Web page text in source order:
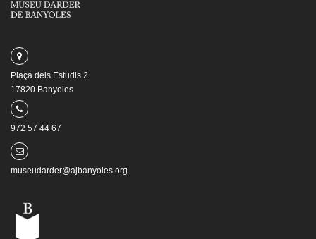
Plaça dels Estudis 2
17820 Banyoles
972 57 44 67
museudarder@ajbanyoles.org